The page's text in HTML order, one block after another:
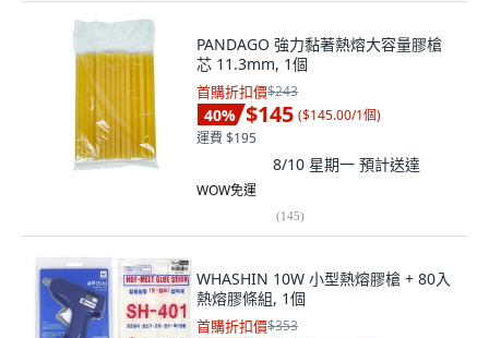
PANDAGO 強力黏著熱熔大容量膠槍
芯 11.3mm, 1個
首購折扣價$243
40% $145 ($145.00/1個)
運費 $195
8/10 星期一 預計送達
WOW免運
(145)
WHASHIN 10W 小型熱熔膠槍 + 80入
熱熔膠條組, 1個
首購折扣價$353